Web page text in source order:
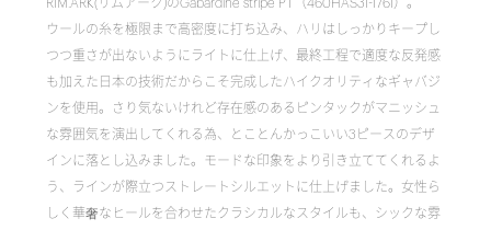
RIM.ARK(リムアーク)のGabardine stripe PT（460HAS31-1761）。
ウールの糸を極限まで高密度に打ち込み、ハリはしっかりキープし
つつ重さが出ないようにライトに仕上げ、最終工程で適度な反発感
も加えた日本の技術だからこそ完成したハイクオリティなギャバジ
ンを使用。さり気ないけれど存在感のあるピンタックがマニッシュ
な雰囲気を演出してくれる為、とことんかっこいい3ピースのデザ
インに落とし込みました。モードな印象をより引き立ててくれるよ
う、ラインが際立つストレートシルエットに仕上げました。女性ら
しく華奢なヒールを合わせたクラシカルなスタイルも、シックな雰